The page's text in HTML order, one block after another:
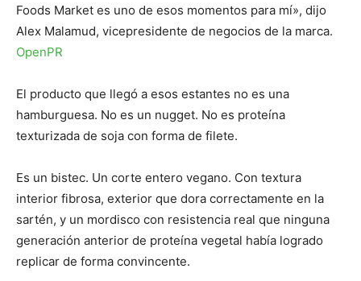
Foods Market es uno de esos momentos para mí», dijo
Alex Malamud, vicepresidente de negocios de la marca.
OpenPR
El producto que llegó a esos estantes no es una
hamburguesa. No es un nugget. No es proteína
texturizada de soja con forma de filete.
Es un bistec. Un corte entero vegano. Con textura
interior fibrosa, exterior que dora correctamente en la
sartén, y un mordisco con resistencia real que ninguna
generación anterior de proteína vegetal había logrado
replicar de forma convincente.